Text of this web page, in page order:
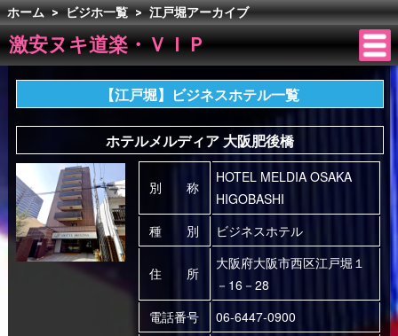
ホーム > ビジホ一覧 > 江戸堀アーカイブ
激安ヌキ道楽・ＶＩＰ
【江戸堀】ビジネスホテル一覧
ホテルメルディア 大阪肥後橋
別 称
HOTEL MELDIA OSAKA
HIGOBASHI
種 別
ビジネスホテル
住 所
大阪府大阪市西区江戸堀１
－16－28
電話番号
06-6447-0900